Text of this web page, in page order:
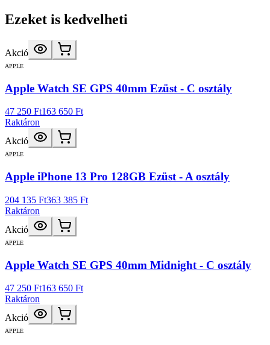
Ezeket is kedvelheti
Akció
APPLE
Apple Watch SE GPS 40mm Ezüst - C osztály
47 250 Ft163 650 Ft
Raktáron
Akció
APPLE
Apple iPhone 13 Pro 128GB Ezüst - A osztály
204 135 Ft363 385 Ft
Raktáron
Akció
APPLE
Apple Watch SE GPS 40mm Midnight - C osztály
47 250 Ft163 650 Ft
Raktáron
Akció
APPLE